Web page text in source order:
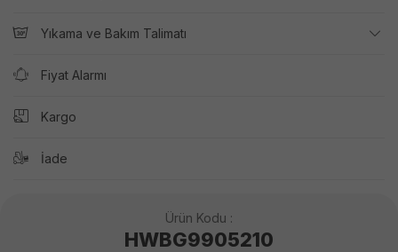
Yıkama ve Bakım Talimatı
Fiyat Alarmı
Kargo
İade
Ürün Kodu :
HWBG9905210